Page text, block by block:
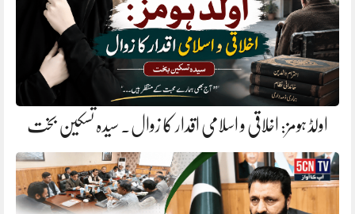
اولڈ ہومز: اخلاقی و اسلامی اقدار کا زوال. سیدہ تسکین بخت